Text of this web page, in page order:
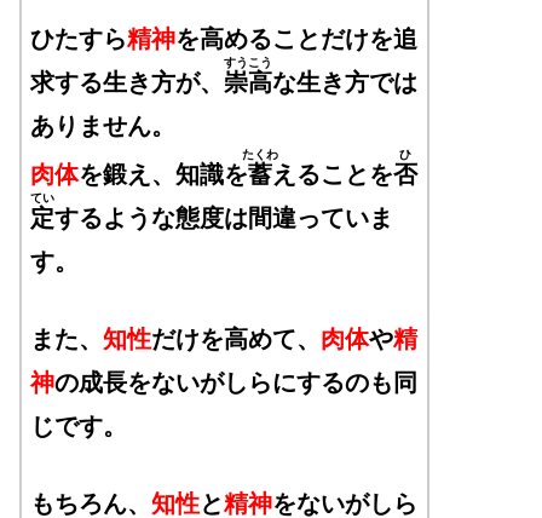
ひたすら精神を高めることだけを追
求する生き方が、 崇高
すうこう
な生き方では
ありません。
肉体を鍛え、知識を蓄
たくわ
えることを否
ひ
定
てい
するような態度は間違っていま
す。
また、 知性だけを高めて、 肉体や精
神の成長をないがしらにするのも同
じです。
もちろん、 知性と精神をないがしら